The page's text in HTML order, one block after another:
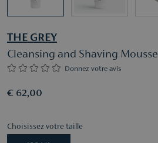
THE GREY
Cleansing and Shaving Mousse
Donnez votre avis
€ 62,00
Choisissez votre taille